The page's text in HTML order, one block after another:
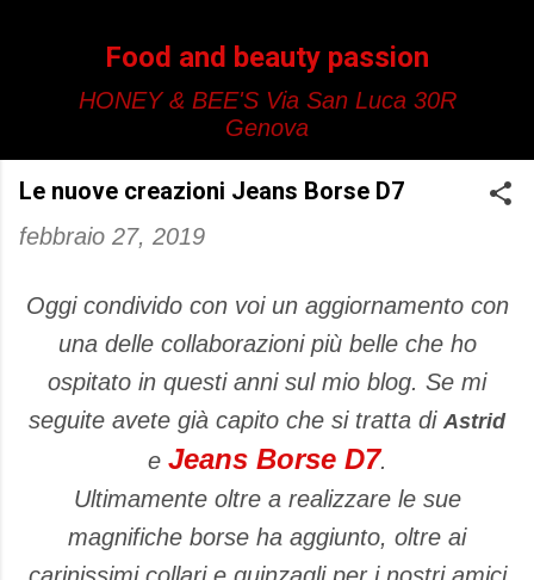
Food and beauty passion
HONEY & BEE'S Via San Luca 30R
Genova
Le nuove creazioni Jeans Borse D7
febbraio 27, 2019
Oggi condivido con voi un aggiornamento con
una delle collaborazioni più belle che ho
ospitato in questi anni sul mio blog. Se mi
seguite avete già capito che si tratta di Astrid
e Jeans Borse D7.
Ultimamente oltre a realizzare le sue
magnifiche borse ha aggiunto, oltre ai